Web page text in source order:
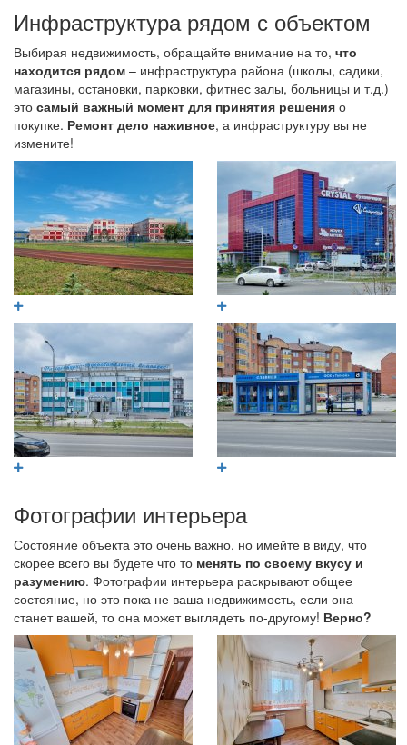
Инфраструктура рядом с объектом
Выбирая недвижимость, обращайте внимание на то, что
находится рядом – инфраструктура района (школы, садики,
магазины, остановки, парковки, фитнес залы, больницы и т.д.)
это самый важный момент для принятия решения о
покупке. Ремонт дело наживное, а инфраструктуру вы не
измените!
Фотографии интерьера
Состояние объекта это очень важно, но имейте в виду, что
скорее всего вы будете что то менять по своему вкусу и
разумению. Фотографии интерьера раскрывают общее
состояние, но это пока не ваша недвижимость, если она
станет вашей, то она может выглядеть по-другому! Верно?